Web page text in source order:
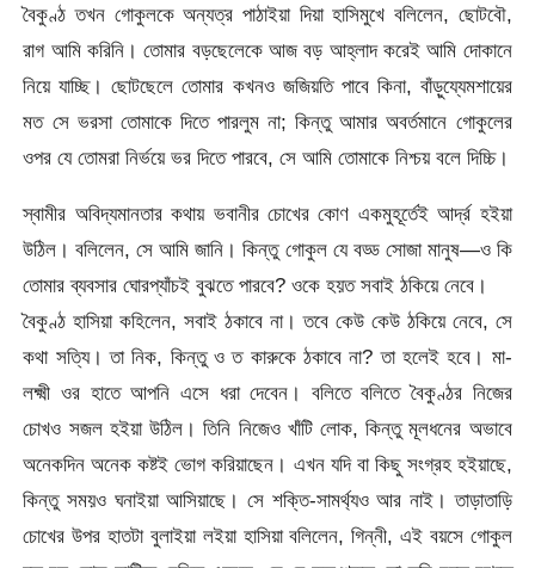
বৈকুণ্ঠ তখন গোকুলকে অন্যত্র পাঠাইয়া দিয়া হাসিমুখে বলিলেন, ছোটবৌ,
রাগ আমি করিনি। তোমার বড়ছেলেকে আজ বড় আহ্লাদ করেই আমি দোকানে
নিয়ে যাচ্ছি। ছোটছেলে তোমার কখনও জজিয়তি পাবে কিনা, বাঁড়ুয্যেমশায়ের
মত সে ভরসা তোমাকে দিতে পারলুম না; কিন্তু আমার অবর্তমানে গোকুলের
ওপর যে তোমরা নির্ভয়ে ভর দিতে পারবে, সে আমি তোমাকে নিশ্চয় বলে দিচ্চি।
স্বামীর অবিদ্যমানতার কথায় ভবানীর চোখের কোণ একমুহূর্তেই আর্দ্র হইয়া
উঠিল। বলিলেন, সে আমি জানি। কিন্তু গোকুল যে বড্ড সোজা মানুষ—ও কি
তোমার ব্যবসার ঘোরপ্যাঁচই বুঝতে পারবে? ওকে হয়ত সবাই ঠকিয়ে নেবে।
বৈকুণ্ঠ হাসিয়া কহিলেন, সবাই ঠকাবে না। তবে কেউ কেউ ঠকিয়ে নেবে, সে
কথা সত্যি। তা নিক, কিন্তু ও ত কারুকে ঠকাবে না? তা হলেই হবে। মা-
লক্ষ্মী ওর হাতে আপনি এসে ধরা দেবেন। বলিতে বলিতে বৈকুণ্ঠর নিজের
চোখও সজল হইয়া উঠিল। তিনি নিজেও খাঁটি লোক, কিন্তু মূলধনের অভাবে
অনেকদিন অনেক কষ্টই ভোগ করিয়াছেন। এখন যদি বা কিছু সংগ্রহ হইয়াছে,
কিন্তু সময়ও ঘনাইয়া আসিয়াছে। সে শক্তি-সামর্থ্যও আর নাই। তাড়াতাড়ি
চোখের উপর হাতটা বুলাইয়া লইয়া হাসিয়া বলিলেন, গিন্নী, এই বয়সে গোকুল